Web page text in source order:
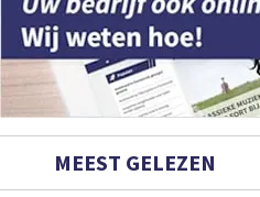
MEEST GELEZEN